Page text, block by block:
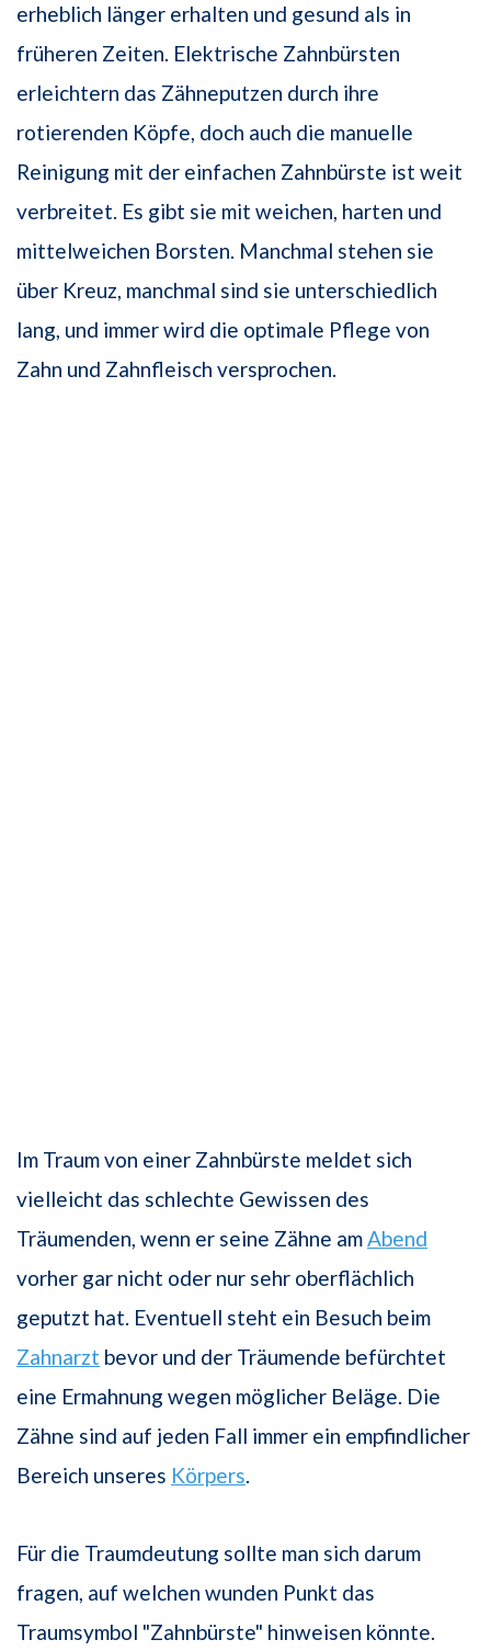
erheblich länger erhalten und gesund als in
früheren Zeiten. Elektrische Zahnbürsten
erleichtern das Zähneputzen durch ihre
rotierenden Köpfe, doch auch die manuelle
Reinigung mit der einfachen Zahnbürste ist weit
verbreitet. Es gibt sie mit weichen, harten und
mittelweichen Borsten. Manchmal stehen sie
über Kreuz, manchmal sind sie unterschiedlich
lang, und immer wird die optimale Pflege von
Zahn und Zahnfleisch versprochen.
Im Traum von einer Zahnbürste meldet sich
vielleicht das schlechte Gewissen des
Träumenden, wenn er seine Zähne amAbend
vorher gar nicht oder nur sehr oberflächlich
geputzt hat. Eventuell steht ein Besuch beim
Zahnarzt bevor und der Träumende befürchtet
eine Ermahnung wegen möglicher Beläge. Die
Zähne sind auf jeden Fall immer ein empfindlicher
Bereich unseres Körpers.
Für die Traumdeutung sollte man sich darum
fragen, auf welchen wunden Punkt das
Traumsymbol "Zahnbürste" hinweisen könnte.